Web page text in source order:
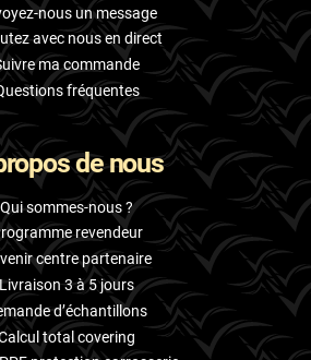
nous un message
avec nous en direct
ma commande
fréquentes
de nous
Qui sommes-nous ?
revendeur
centre partenaire
Livraison 3 à 5 jours
d’échantillons
total covering